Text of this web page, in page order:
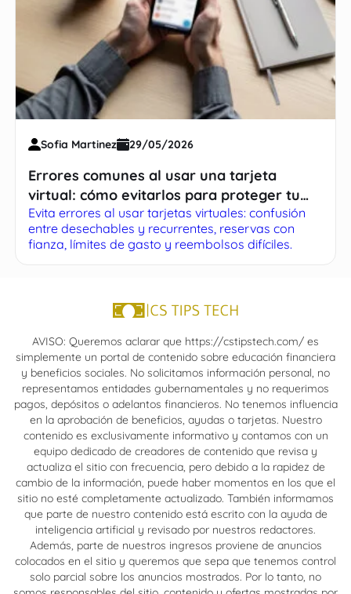
Sofia Martinez 29/05/2026
Errores comunes al usar una tarjeta
virtual: cómo evitarlos para proteger tu
dinero
Evita errores al usar tarjetas virtuales: confusión
entre desechables y recurrentes, reservas con
fianza, límites de gasto y reembolsos difíciles.
AVISO: Queremos aclarar que https://cstipstech.com/ es
simplemente un portal de contenido sobre educación financiera
y beneficios sociales. No solicitamos información personal, no
representamos entidades gubernamentales y no requerimos
pagos, depósitos o adelantos financieros. No tenemos influencia
en la aprobación de beneficios, ayudas o tarjetas. Nuestro
contenido es exclusivamente informativo y contamos con un
equipo dedicado de creadores de contenido que revisa y
actualiza el sitio con frecuencia, pero debido a la rapidez de
cambio de la información, puede haber momentos en los que el
sitio no esté completamente actualizado. También informamos
que parte de nuestro contenido está escrito con la ayuda de
inteligencia artificial y revisado por nuestros redactores.
Además, parte de nuestros ingresos proviene de anuncios
colocados en el sitio y queremos que sepa que tenemos control
solo parcial sobre los anuncios mostrados. Por lo tanto, no